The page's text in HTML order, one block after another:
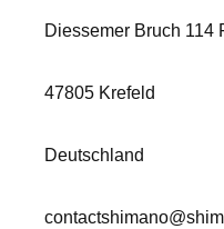
Diessemer Bruch 114
47805 Krefeld
Deutschland